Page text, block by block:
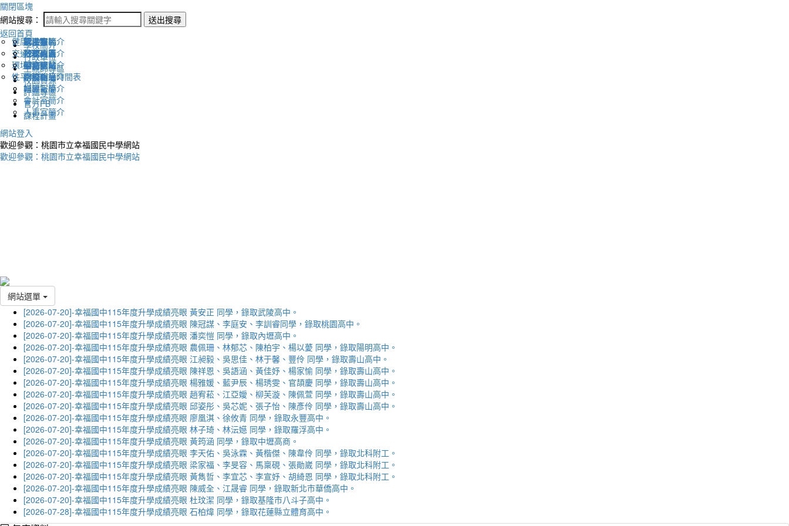
關閉區塊
網站搜尋：
送出搜尋
返回首頁
學校簡介
認識幸福
地理位置
英文網站
幸福相簿
媒體報導
行政單位
校長室簡介
教務處簡介
學務處簡介
總務處簡介
輔導室簡介
會計室簡介
人事室簡介
生親師專區
新生專區
升學專區
圖書館藏
學校作息時間表
校園資源
電子報
下載列表
評鑑專區
健康促進
交通安全
環境教育
性平教育
官方FB
課程計畫
網站登入
歡迎參觀：桃園市立幸福國民中學網站
歡迎參觀：桃園市立幸福國民中學網站
網站選單
[2026-07-20]-幸福國中115年度升學成績亮眼 黃安正 同學，錄取武陵高中。
[2026-07-20]-幸福國中115年度升學成績亮眼 陳冠謀、李庭安、李訓睿同學，錄取桃園高中。
[2026-07-20]-幸福國中115年度升學成績亮眼 潘奕愷 同學，錄取內壢高中。
[2026-07-20]-幸福國中115年度升學成績亮眼 農佩珊、林郁芯、陳柏宇、楊以薆 同學，錄取陽明高中。
[2026-07-20]-幸福國中115年度升學成績亮眼 江昶毅、吳思佳、林于馨、豐伶 同學，錄取壽山高中。
[2026-07-20]-幸福國中115年度升學成績亮眼 陳祥恩、吳語涵、黃佳妤、楊家愉 同學，錄取壽山高中。
[2026-07-20]-幸福國中115年度升學成績亮眼 楊雅媛、藍尹辰、楊琇雯、官頡慶 同學，錄取壽山高中。
[2026-07-20]-幸福國中115年度升學成績亮眼 趙宥菘、江亞嬡、柳芙漩、陳佩萱 同學，錄取壽山高中。
[2026-07-20]-幸福國中115年度升學成績亮眼 邱姿彤、吳芯妮、張子怡、陳彥伶 同學，錄取壽山高中。
[2026-07-20]-幸福國中115年度升學成績亮眼 廖凰淇、徐攸青 同學，錄取永豐高中。
[2026-07-20]-幸福國中115年度升學成績亮眼 林子琦、林沄嬨 同學，錄取羅浮高中。
[2026-07-20]-幸福國中115年度升學成績亮眼 黃筠涵 同學，錄取中壢高商。
[2026-07-20]-幸福國中115年度升學成績亮眼 李天佑、吳泳霖、黃楷傑、陳韋伶 同學，錄取北科附工。
[2026-07-20]-幸福國中115年度升學成績亮眼 梁家福、李旻容、馬稟硯、張勛崴 同學，錄取北科附工。
[2026-07-20]-幸福國中115年度升學成績亮眼 黃雋哲、李宜芯、李宣妤、胡綺恩 同學，錄取北科附工。
[2026-07-20]-幸福國中115年度升學成績亮眼 陳威全、江晟睿 同學，錄取新北市華僑高中。
[2026-07-20]-幸福國中115年度升學成績亮眼 杜玟潔 同學，錄取基隆市八斗子高中。
[2026-07-28]-幸福國中115年度升學成績亮眼 石柏煒 同學，錄取花蓮縣立體育高中。